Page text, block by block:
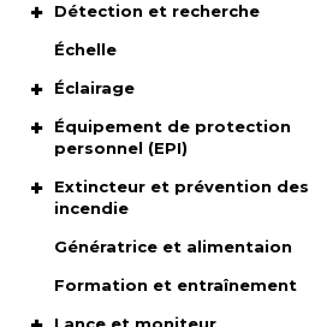
Détection et recherche
Échelle
Éclairage
Équipement de protection
personnel (EPI)
Extincteur et prévention des
incendie
Génératrice et alimentaion
Formation et entraînement